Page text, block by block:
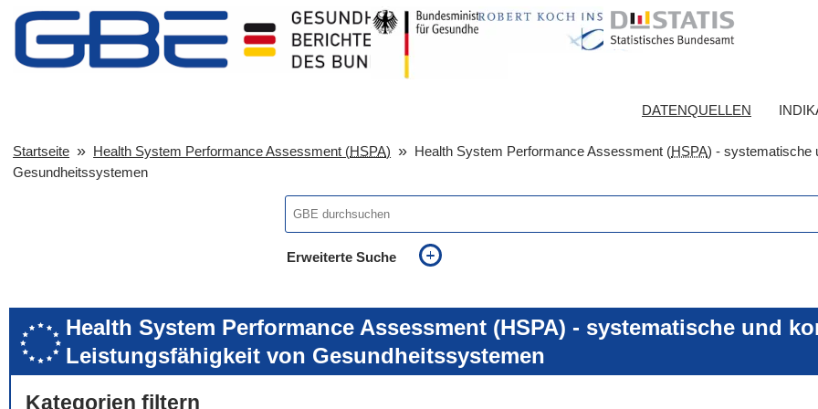
DATENQUELLEN
Startseite Health System Performance Assessment (HSPA) Health System Performance Assessment (HSPA) - systematische
Gesundheitssystemen
Erweiterte Suche
... genau diesen Ausdruck
auch ähnlich geschriebenes einbeziehen
Health System Performance Assessment (HSPA) - systematische und
Leistungsfähigkeit von Gesundheitssystemen
Kategorien filtern